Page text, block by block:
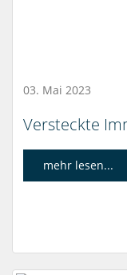
03. Mai 2023
Versteckte
mehr lesen...